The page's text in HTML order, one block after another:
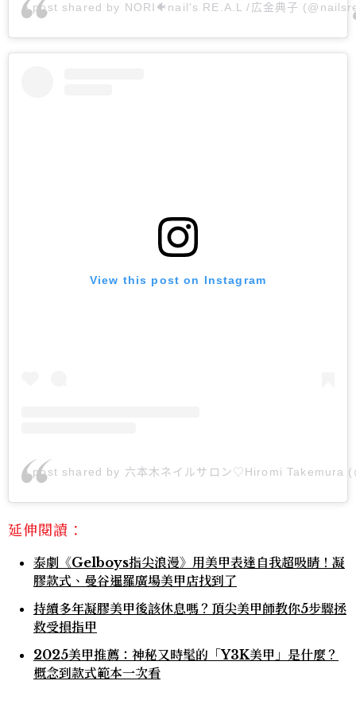
A post shared by NORI🐠nail's RE.A.L /広金典子
View this post on Instagram
A post shared by 六本木ネイルサロン♡Hiromi Takemura
延伸閱讀：
泰劇《Gelboys指尖浪漫》用美甲表達自我超吸睛！凝
膠款式、曼谷暹羅廣場美甲店找到了
持續多年凝膠美甲後該休息嗎？頂尖美甲師教你5步驟拯
救受損指甲
2025美甲推薦：神秘又時髦的「Y3K美甲」是什麼？
概念到款式範本一次看